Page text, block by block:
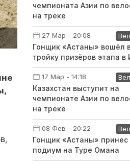
чемпионата Азии по
на треке
27 Мар - 20:08
Гонщик «Астаны» вошёл
тройку призёров этапа в
17 Мар - 14:18
Казахстан выступит на
чемпионате Азии по
на треке
08 Фев - 20:22
Гонщик «Астаны» принес
подиум на Туре Омана